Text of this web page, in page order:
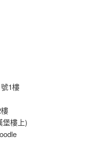
1樓
堡樓上)